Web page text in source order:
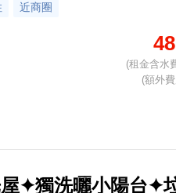
近商圈
(租金含水
(額外
✦獨洗曬小陽台✦